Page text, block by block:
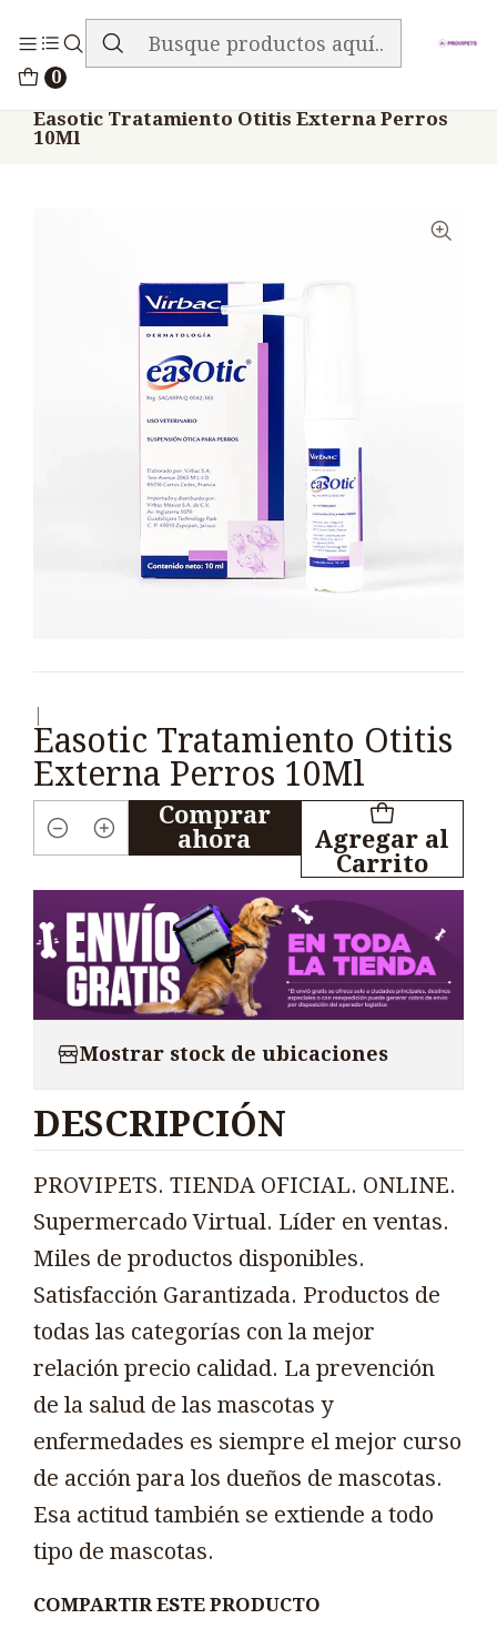
0
ENVIO GRATIS EN TODA LA TIENDA
Easotic Tratamiento Otitis Externa Perros
10Ml
Easotic Tratamiento Otitis
Externa Perros 10Ml
Cantidad
Agregar al
Carrito
Comprar
ahora
Mostrar stock de ubicaciones
DESCRIPCIÓN
PROVIPETS. TIENDA OFICIAL. ONLINE.
Supermercado Virtual. Líder en ventas.
Miles de productos disponibles.
Satisfacción Garantizada. Productos de
todas las categorías con la mejor
relación precio calidad. La prevención
de la salud de las mascotas y
enfermedades es siempre el mejor curso
de acción para los dueños de mascotas.
Esa actitud también se extiende a todo
tipo de mascotas.
COMPARTIR ESTE PRODUCTO